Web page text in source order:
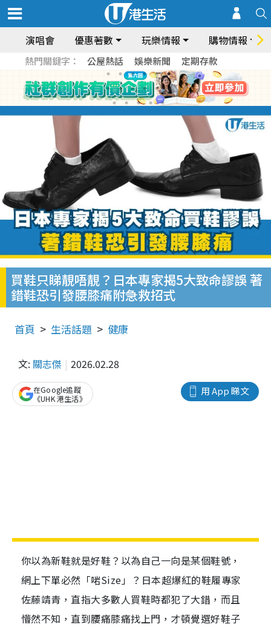
演唱會 優惠著數 玩樂情報 購物情報
熱門關鍵字： 公屋熱話 娛樂新聞 定期存款
買鞋只睇靚唔靚？日本專家揭5大致命謬誤 著
錯鞋恐引發腰膝痛附急救招式
首頁 生活話題 健康
文: 關志傑 2026.02.28
用 App 睇文
在Google追蹤
《UHK 港生活》
你以為新鞋就是好鞋？以為自己一向是某個鞋號，
網上下單必然「啱Size」？日本超爆紅的鞋履專家
佐藤靖青，直指大多數人買鞋時都犯了大錯，而且
懵然不知，直到腰痛膝痛找上門，才頓覺選好鞋子